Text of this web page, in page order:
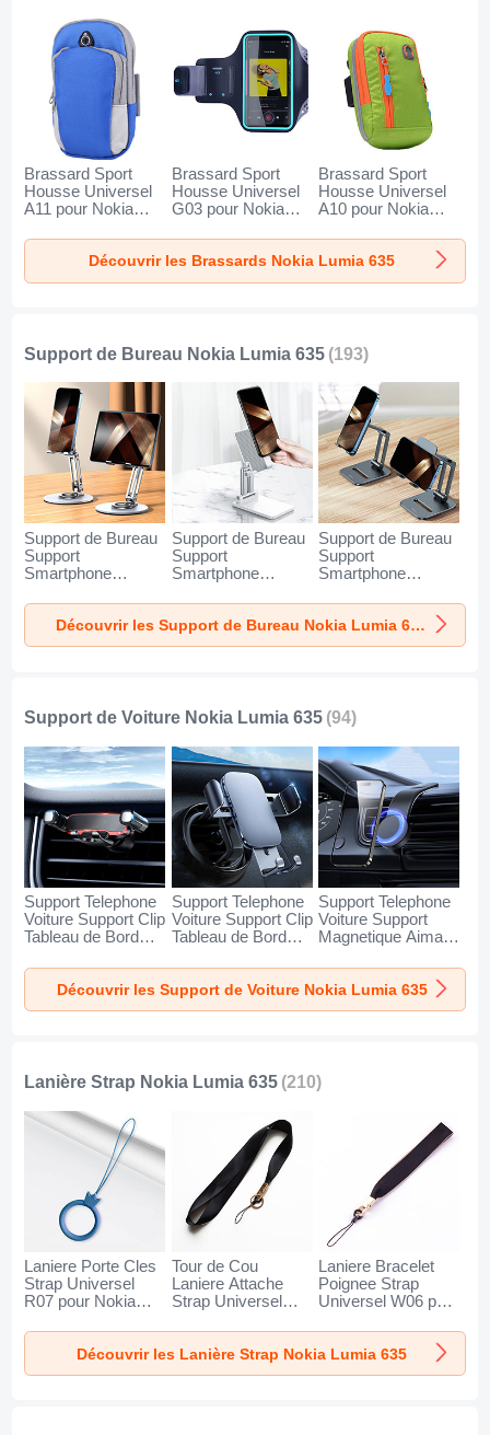
Brassard Sport
Housse Universel
A11 pour Nokia
Brassard Sport
Housse Universel
G03 pour Nokia
Brassard Sport
Housse Universel
A10 pour Nokia
Découvrir les Brassards Nokia Lumia 635
Support de Bureau Nokia Lumia 635 (193)
Support de Bureau
Support
Smartphone
Nokia Lumia 635
Argent
Support de Bureau
Support
Smartphone
Nokia Lumia 635
Blanc
Support de Bureau
Support
Smartphone
Nokia Lumia 635
Noir
Découvrir les Support de Bureau Nokia Lumia 635
Support de Voiture Nokia Lumia 635 (94)
Support Telephone
Voiture Support Clip
Tableau de Bord
Nokia Lumia 635
Support Telephone
Voiture Support Clip
Tableau de Bord
Nokia Lumia 635
Noir
Support Telephone
Voiture Support
Magnetique Aimant
Universel BS1 pour
Nokia Lumia 635
Noir
Découvrir les Support de Voiture Nokia Lumia 635
Lanière Strap Nokia Lumia 635 (210)
Laniere Porte Cles
Strap Universel
R07 pour Nokia
Tour de Cou
Laniere Attache
Strap Universel
Lumia 635 Noir
Laniere Bracelet
Poignee Strap
Universel W06 pour
Noir
Découvrir les Lanière Strap Nokia Lumia 635